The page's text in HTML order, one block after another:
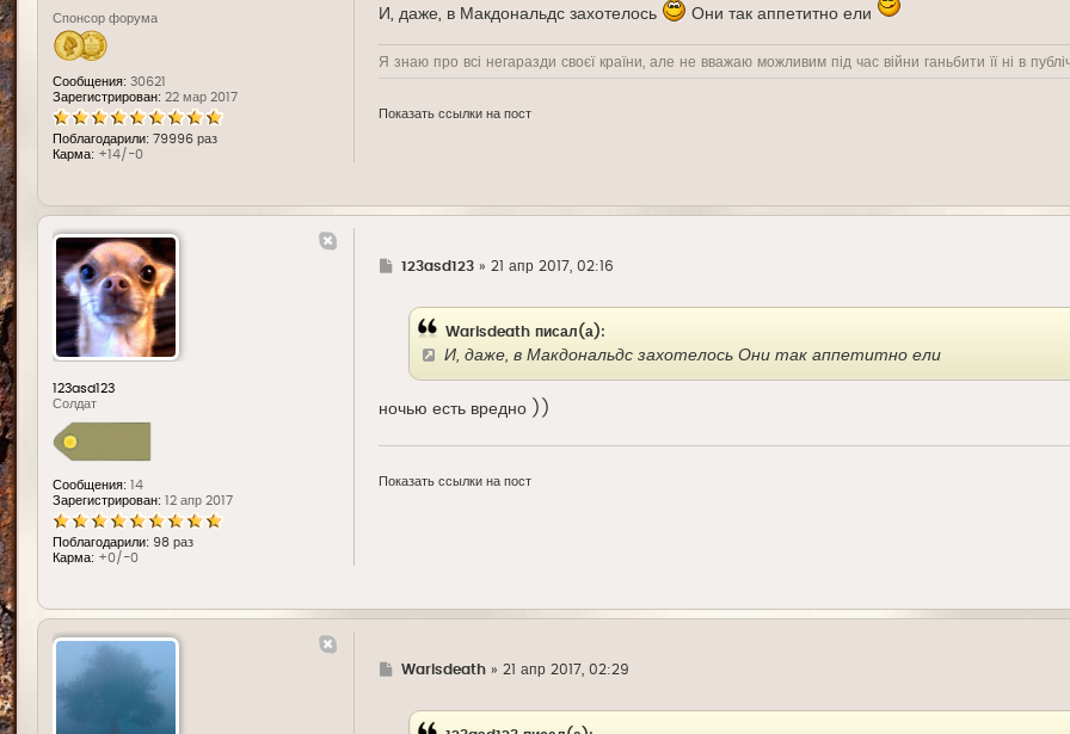
Спонсор форума
Сообщения: 30621
Зарегистрирован: 22 мар 2017
Поблагодарили: 79996 раз
Карма: +14/-0
И, даже, в Макдональдс захотелось Они так аппетитно ели
Я знаю про всі негаразди своєї країни, але не вважаю можливим під час війни ганьбити її ні в
Показать ссылки на пост
123asd123
Солдат
Сообщения: 14
Зарегистрирован: 12 апр 2017
Поблагодарили: 98 раз
Карма: +0/-0
Г123asd123» 21 апр 2017, 02:16
Warisdeath писал(а):
И, даже, в Макдональдс захотелось Они так аппетитно ели
ночью есть вредно ))
Показать ссылки на пост
ГWarisdeath» 21 апр 2017, 02:29